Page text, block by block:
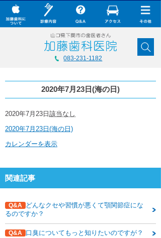
2020年7月23日(海の日)
2020
7
23
の
日)
2020年7月23日 該当なし
2020年7月23日(海の日)
カレンダーを表示
関連記事
Q&A
どんなクセや習慣が悪くて顎関節症にな
るのですか？
Q&A 口臭についてもっと知りたいのですが？
× CLOSE
加藤歯科について
Q&A
加藤歯科の最新技術
コラム
無料メール相談
スタッフ募集
加藤歯科ブログ